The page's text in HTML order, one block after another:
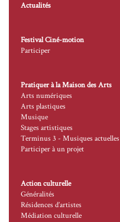
Actualités
Festival Ciné-motion
Participer
Pratiquer à la Maison des Arts
Arts numériques
Arts plastiques
Musique
Stages artistiques
Terminus 3 - Musiques actuelles
Participer à un projet
Action culturelle
Généralités
Résidences d’artistes
Médiation culturelle